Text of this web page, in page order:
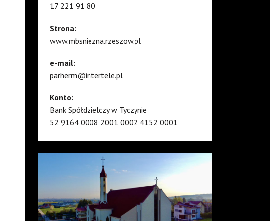
17 221 91 80
Strona:
www.mbsniezna.rzeszow.pl
e-mail:
parherm@intertele.pl
Konto:
Bank Spółdzielczy w Tyczynie
52 9164 0008 2001 0002 4152 0001